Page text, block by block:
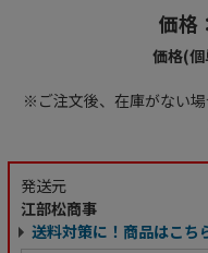
価格
価格(個
※ご注文後、在庫がない
発送元
江部松商事
送料対策に！商品はこち